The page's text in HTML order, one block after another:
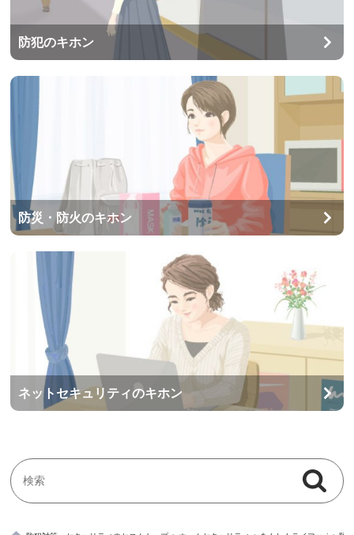
検索キーワード入力
検索
防犯のキホン
防災・防火のキホン
ネットセキュリティのキホン